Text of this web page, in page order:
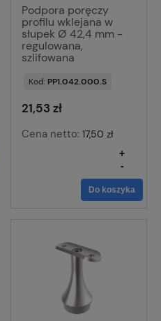
Podpora poręczy
profilu wklejana w
słupek Ø 42,4 mm -
regulowana,
szlifowana
Kod: PP1.042.000.S
21,53 zł
Cena netto:17,50 zł
-
+
Do koszyka